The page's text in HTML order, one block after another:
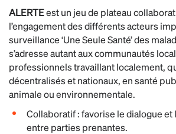
ALERTEest un jeu de plateau
l’engagement des différents acteurs
surveillance ‘Une Seule Santé’ des
s’adresse autant aux communautés
professionnels travaillant localement,
décentralisés et nationaux, en santé
animale ou environnementale.
Collaboratif : favorise le dialogue et
entre parties prenantes.